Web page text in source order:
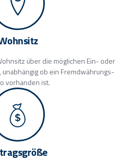
über die möglichen Ein- oder
ob ein Fremdwährungs-
vorhanden ist.